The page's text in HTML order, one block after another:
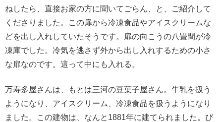
ねしたら、直接お家の方に聞いてごらん、と、ご紹介して
くださりました。この扉から冷凍食品やアイスクリームな
どを出し入れしていたそうです。扉の向こうの八畳間が冷
凍庫でした。冷気を逃さず外から出し入れするための小さ
な扉なのです。這って中にも入れる。
万寿多屋さんは、もとは三河の豆菓子屋さん。牛乳を扱う
ようになり、アイスクリーム、冷凍食品を扱うようになり
ました。この建物は、なんと1881年に建てられました。び